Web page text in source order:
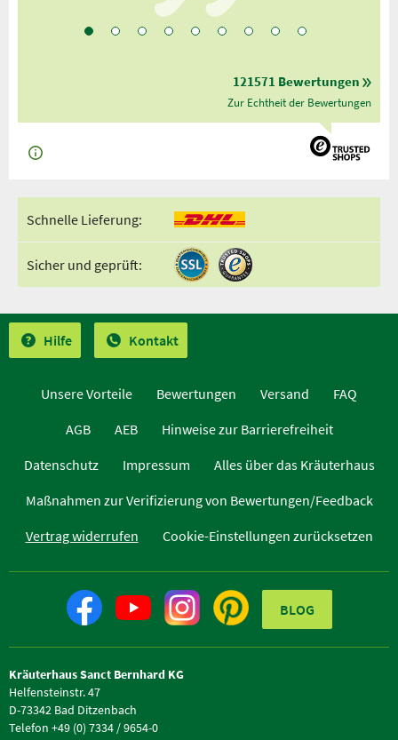
121571 Bewertungen
Zur Echtheit der Bewertungen
Schnelle Lieferung:
Sicher und geprüft:
Hilfe Kontakt
Unsere Vorteile Bewertungen Versand
FAQ
AGB
AEB
Hinweise zur Barrierefreiheit
Datenschutz
Impressum
Alles über das Kräuterhaus
Maßnahmen zur Verifizierung von Bewertungen/Feedback
Vertrag widerrufen
Cookie-Einstellungen zurücksetzen
BLOG
Kräuterhaus Sanct Bernhard KG
Helfensteinstr. 47
D-73342 Bad Ditzenbach
Telefon +49 (0) 7334 / 9654-0